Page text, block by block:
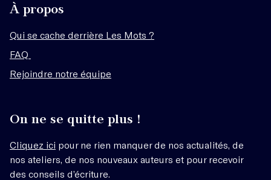
À propos
Qui se cache derrière Les Mots ?
FAQ
Rejoindre notre équipe
On ne se quitte plus !
Cliquez ici pour ne rien manquer de nos actualités, de
nos ateliers, de nos nouveaux auteurs et pour recevoir
des conseils d’écriture.